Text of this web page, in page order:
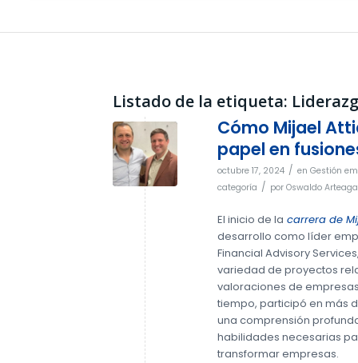
Listado de la etiqueta:
Cómo Mijael
papel en
octubre 17, 2024 / en Gestión
categoría / por Oswaldo Arteaga
El inicio de la carrera de
desarrollo como líder
Financial Advisory
variedad de proyectos
valoraciones de
tiempo, participó en más
una comprensión
habilidades necesarias
transformar empresas.